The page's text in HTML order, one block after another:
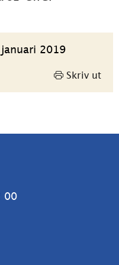
2019
Skriv ut
00